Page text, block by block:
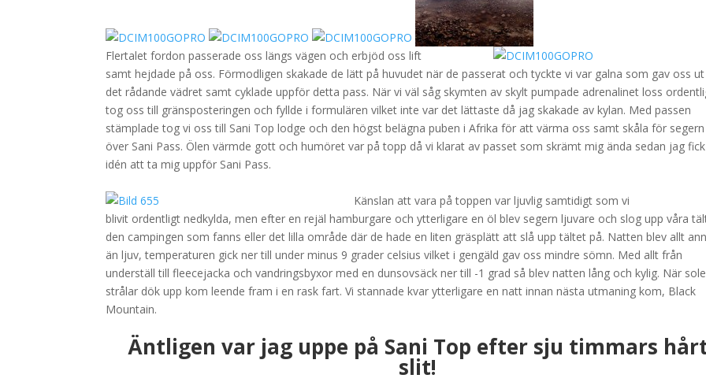
Flertalet fordon passerade oss längs vägen och erbjöd oss lift
samt hejdade på oss. Förmodligen skakade de lätt på huvudet när de passerat och tyckte vi var galna som gav oss ut
det rådande vädret samt cyklade uppför detta pass. När vi väl såg skymten av skylt pumpade adrenalinet loss
tog oss till gränsposteringen och fyllde i formulären vilket inte var det lättaste då jag skakade av kylan. Med passen
stämplade tog vi oss till Sani Top lodge och den högst belägna puben i Afrika för att värma oss samt skåla för segern
över Sani Pass. Ölen värmde gott och humöret var på topp då vi klarat av passet som skrämt mig ända sedan jag fick
idén att ta mig uppför Sani Pass.
Känslan att vara på toppen var ljuvlig samtidigt som vi
blivit ordentligt nedkylda, men efter en rejäl hamburgare och ytterligare en öl blev segern ljuvare och slog upp våra
den campingen som fanns eller det lilla område där de hade en liten gräsplätt att slå upp tältet på. Natten blev allt
än ljuv, temperaturen gick ner till under minus 9 grader celsius vilket i gengäld gav oss mindre sömn. Med allt från
underställ till fleecejacka och vandringsbyxor med en dunsovsäck ner till -1 grad så blev natten lång och kylig. När
strålar dök upp kom leende fram i en rask fart. Vi stannade kvar ytterligare en natt innan nästa utmaning kom, Black
Mountain.
Äntligen var jag uppe på Sani Top efter sju timmars
slit!